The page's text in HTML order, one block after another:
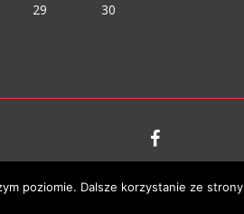
29
30
poziomie. Dalsze korzystanie ze